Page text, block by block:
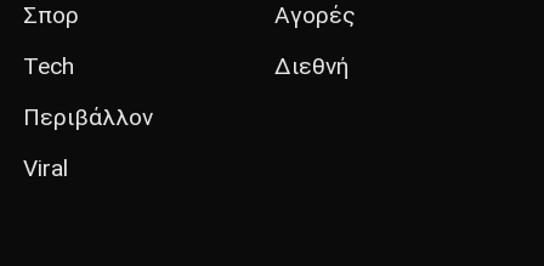
Σπορ
Tech
Περιβάλλον
Viral
Αγορές
Διεθνή